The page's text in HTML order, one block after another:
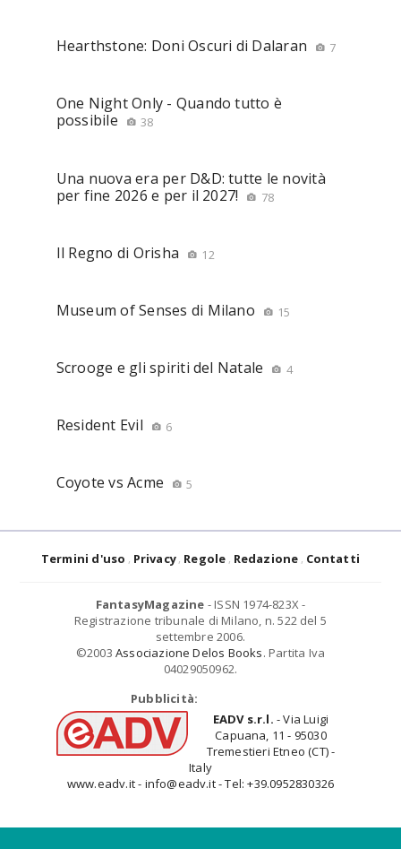
Hearthstone: Doni Oscuri di Dalaran 7
One Night Only - Quando tutto è
possibile
38
Una nuova era per D&D: tutte le novità
per fine 2026 e per il 2027!
78
Il Regno di Orisha 12
Museum of Senses di Milano 15
Scrooge e gli spiriti del Natale 4
Resident Evil 6
Coyote vs Acme 5
Termini d'uso Privacy Regole Redazione Contatti
FantasyMagazine - ISSN 1974-823X -
Registrazione tribunale di Milano, n. 522 del 5
settembre 2006.
©2003 Associazione Delos Books. Partita Iva
04029050962.
Pubblicità:
EADV s.r.l. - Via Luigi
Capuana, 11 - 95030
Tremestieri Etneo (CT) -
Italy
www.eadv.it - info@eadv.it - Tel: +39.0952830326